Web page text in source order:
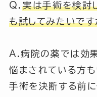
Q.実は手術を検討
も試してみたいで
A.病院の薬では効
悩まされている方も
手術を決断する前